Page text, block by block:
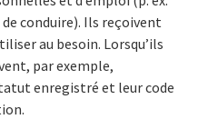
conduire). Ils reçoivent
au besoin. Lorsqu’ils
par exemple,
enregistré et leur code